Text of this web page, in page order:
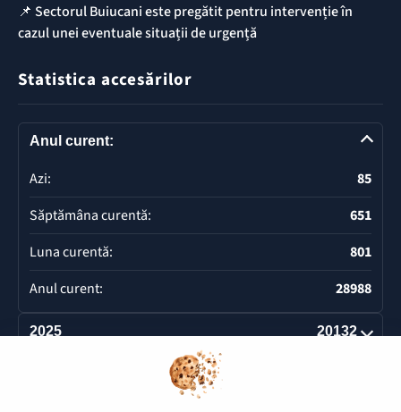
📌 Sectorul Buiucani este pregătit pentru intervenție în
cazul unei eventuale situații de urgență
Statistica accesărilor
Anul curent:
Azi:
85
Săptămâna curentă:
651
Luna curentă:
801
Anul curent:
28988
2025 20132
Deschide